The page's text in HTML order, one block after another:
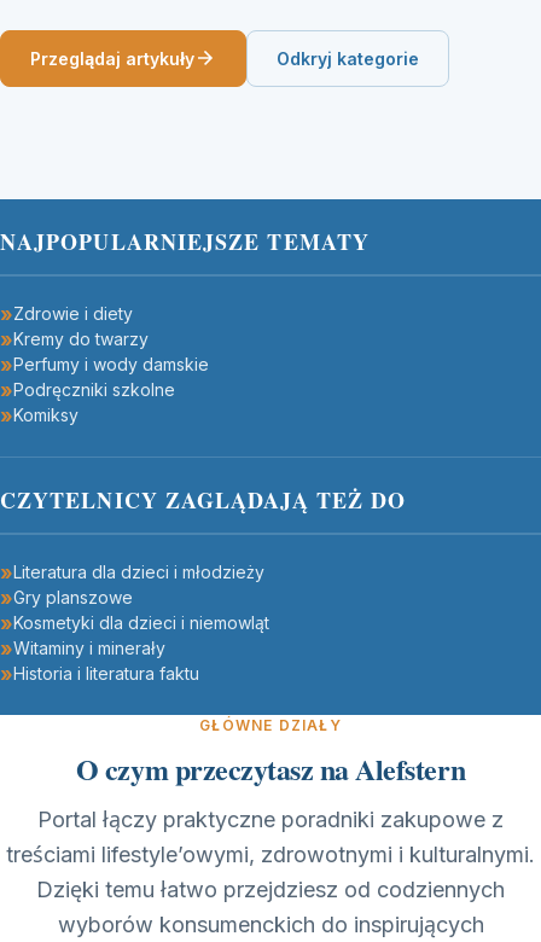
Przeglądaj artykuły Odkryj kategorie
NAJPOPULARNIEJSZE TEMATY
Zdrowie i diety
Kremy do twarzy
Perfumy i wody damskie
Podręczniki szkolne
Komiksy
CZYTELNICY ZAGLĄDAJĄ TEŻ DO
Literatura dla dzieci i młodzieży
Gry planszowe
Kosmetyki dla dzieci i niemowląt
Witaminy i minerały
Historia i literatura faktu
GŁÓWNE DZIAŁY
O czym przeczytasz na Alefstern
Portal łączy praktyczne poradniki zakupowe z
treściami lifestyle’owymi, zdrowotnymi i kulturalnymi.
Dzięki temu łatwo przejdziesz od codziennych
wyborów konsumenckich do inspirujących